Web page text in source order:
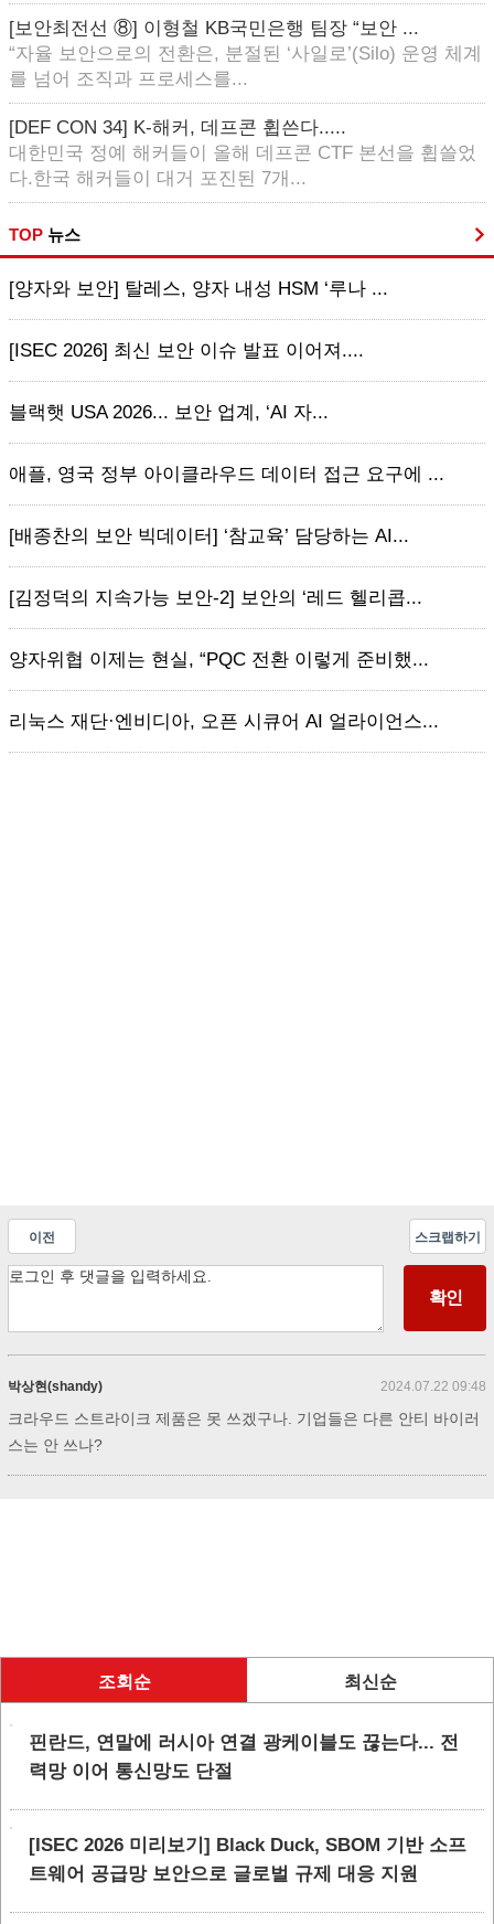
[보안최전선 ⑧] 이형철 KB국민은행 팀장 “보안 ...
“자율 보안으로의 전환은, 분절된 ‘사일로’(Silo) 운영 체계
를 넘어 조직과 프로세스를...
[DEF CON 34] K-해커, 데프콘 휩쓴다.....
대한민국 정예 해커들이 올해 데프콘 CTF 본선을 휩쓸었
다.한국 해커들이 대거 포진된 7개...
TOP 뉴스
[양자와 보안] 탈레스, 양자 내성 HSM ‘루나 ...
[ISEC 2026] 최신 보안 이슈 발표 이어져....
블랙햇 USA 2026... 보안 업계, ‘AI 자...
애플, 영국 정부 아이클라우드 데이터 접근 요구에 ...
[배종찬의 보안 빅데이터] ‘참교육’ 담당하는 AI...
[김정덕의 지속가능 보안-2] 보안의 ‘레드 헬리콥...
양자위협 이제는 현실, “PQC 전환 이렇게 준비했...
리눅스 재단·엔비디아, 오픈 시큐어 AI 얼라이언스...
이전 스크랩하기
박상현(shandy) 2024.07.22 09:48
크라우드 스트라이크 제품은 못 쓰겠구나. 기업들은 다른 안티 바이러
스는 안 쓰나?
조회순 최신순
핀란드, 연말에 러시아 연결 광케이블도 끊는다... 전
력망 이어 통신망도 단절
[ISEC 2026 미리보기] Black Duck, SBOM 기반 소프
트웨어 공급망 보안으로 글로벌 규제 대응 지원